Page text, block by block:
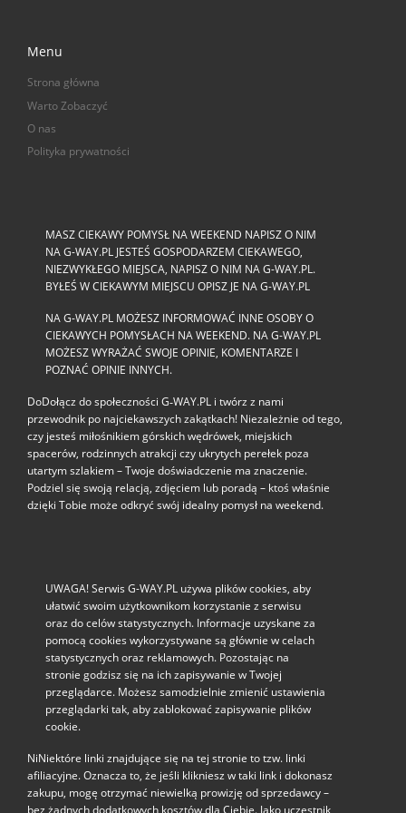
Menu
Strona główna
Warto Zobaczyć
O nas
Polityka prywatności
MASZ CIEKAWY POMYSŁ NA WEEKEND NAPISZ O NIM
NA G-WAY.PL JESTEŚ GOSPODARZEM CIEKAWEGO,
NIEZWYKŁEGO MIEJSCA, NAPISZ O NIM NA G-WAY.PL.
BYŁEŚ W CIEKAWYM MIEJSCU OPISZ JE NA G-WAY.PL
NA G-WAY.PL MOŻESZ INFORMOWAĆ INNE OSOBY O
CIEKAWYCH POMYSŁACH NA WEEKEND. NA G-WAY.PL
MOŻESZ WYRAŻAĆ SWOJE OPINIE, KOMENTARZE I
POZNAĆ OPINIE INNYCH.
DoDołącz do społeczności G‑WAY.PL i twórz z nami
przewodnik po najciekawszych zakątkach! Niezależnie od tego,
czy jesteś miłośnikiem górskich wędrówek, miejskich
spacerów, rodzinnych atrakcji czy ukrytych perełek poza
utartym szlakiem – Twoje doświadczenie ma znaczenie.
Podziel się swoją relacją, zdjęciem lub poradą – ktoś właśnie
dzięki Tobie może odkryć swój idealny pomysł na weekend.
UWAGA! Serwis G-WAY.PL używa plików cookies, aby
ułatwić swoim użytkownikom korzystanie z serwisu
oraz do celów statystycznych. Informacje uzyskane za
pomocą cookies wykorzystywane są głównie w celach
statystycznych oraz reklamowych. Pozostając na
stronie godzisz się na ich zapisywanie w Twojej
przeglądarce. Możesz samodzielnie zmienić ustawienia
przeglądarki tak, aby zablokować zapisywanie plików
cookie.
NiNiektóre linki znajdujące się na tej stronie to tzw. linki
afiliacyjne. Oznacza to, że jeśli klikniesz w taki link i dokonasz
zakupu, mogę otrzymać niewielką prowizję od sprzedawcy –
bez żadnych dodatkowych kosztów dla Ciebie. Jako uczestnik